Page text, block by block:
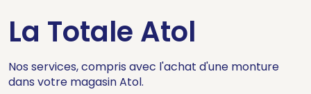
La Totale Atol
Nos services, compris avec l'achat d'une monture
dans votre magasin Atol.